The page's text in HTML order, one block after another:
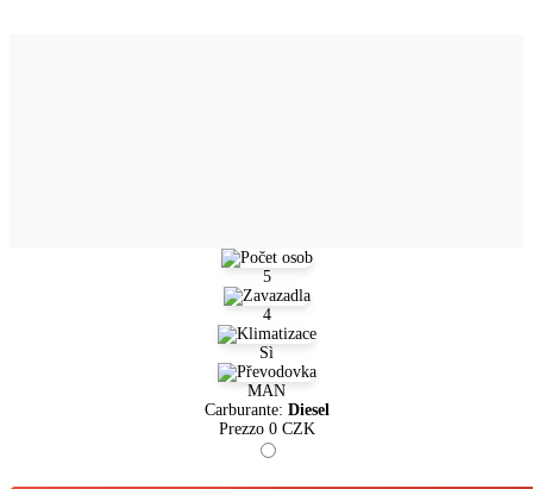
5
4
Sì
MAN
Carburante: Diesel
Prezzo 0CZK